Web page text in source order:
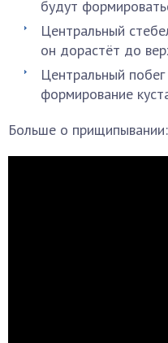
будут
Центральный
он дорастёт до
Центральный
формирование
Больше о прищипывании: